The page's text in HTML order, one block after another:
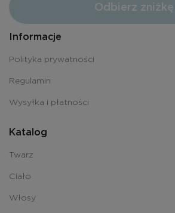
Odbierz zniżkę
Informacje
Polityka prywatności
Regulamin
Wysyłka i płatności
Katalog
Twarz
Ciało
Włosy